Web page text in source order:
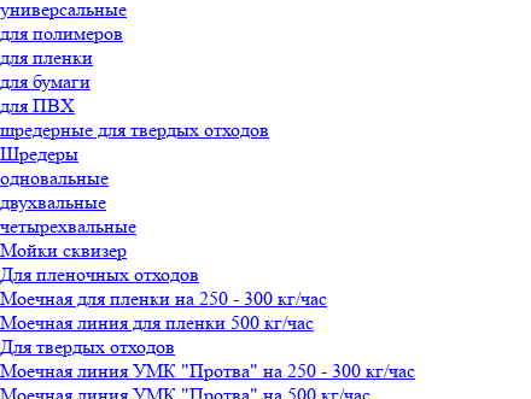
универсальные
для полимеров
для пленки
для бумаги
для ПВХ
шредерные для твердых отходов
Шредеры
одновальные
двухвальные
четырехвальные
Мойки сквизер
Для пленочных отходов
Моечная для пленки на 250 - 300 кг/час
Моечная линия для пленки 500 кг/час
Для твердых отходов
Моечная линия УМК "Протва" на 250 - 300 кг/час